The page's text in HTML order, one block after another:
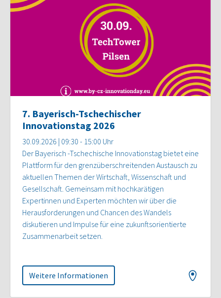
7. Bayerisch-Tschechischer
Innovationstag 2026
30.09.2026 | 09:30 - 15:00 Uhr
Der Bayerisch -Tschechische Innovationstag bietet eine
Plattform für den grenzüberschreitenden Austausch zu
aktuellen Themen der Wirtschaft, Wissenschaft und
Gesellschaft. Gemeinsam mit hochkarätigen
Expertinnen und Experten möchten wir über die
Herausforderungen und Chancen des Wandels
diskutieren und Impulse für eine zukunftsorientierte
Zusammenarbeit setzen.
Weitere Informationen